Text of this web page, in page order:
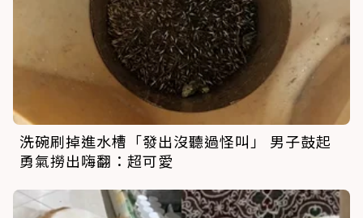
洗碗刷掉進水槽「發出沒聽過怪叫」 男子鼓起
勇氣撈出嗨翻：超可愛